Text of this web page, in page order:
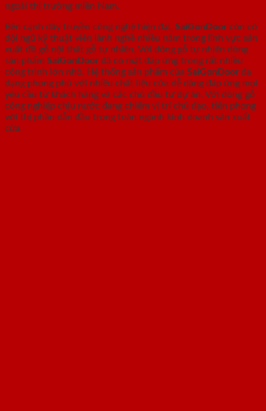
ngoài thị trường miền Nam.
Bên cạnh dây truyền công nghệ hiện đại, SaiGonDoor còn có
đội ngũ kỹ thuật viên lành nghề nhiều năm trong lĩnh vực sản
xuất đồ gỗ nội thất gỗ tự nhiên. Với dòng gỗ tự nhiên dòng
sản phẩm SaiGonDoor đã có mặt đáp ứng trong rất nhiều
công trình lớn nhỏ. Hệ thống sản phẩm của SaiGonDoor đa
dạng phong phú với nhiều chất liệu cửa dễ dàng đáp ứng mọi
yêu cầu từ khách hàng và các chủ đầu tư dự án. Với dòng gỗ
công nghiệp chịu nước đang chiếm vị trí chủ đạo, tiên phong
với thị phần dẫn đầu trong toàn ngành kinh doanh sản xuất
cửa.